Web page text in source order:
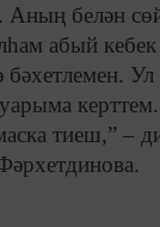
Аның белән
абый кебек
бәхетлемен.
тиеш,” –